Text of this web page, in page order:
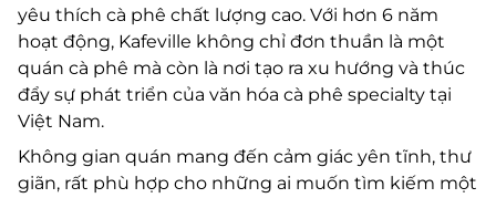
yêu thích cà phê chất lượng cao. Với hơn 6 năm
hoạt động, Kafeville không chỉ đơn thuần là một
quán cà phê mà còn là nơi tạo ra xu hướng và thúc
đẩy sự phát triển của văn hóa cà phê specialty tại
Việt Nam.
Không gian quán mang đến cảm giác yên tĩnh, thư
giãn, rất phù hợp cho những ai muốn tìm kiếm một